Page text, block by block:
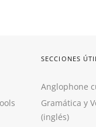
SECCIONES
Anglophone
Gramática y
(inglés)